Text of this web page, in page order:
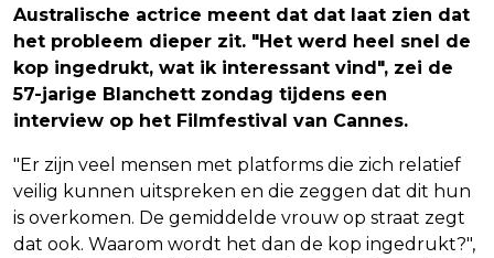
Australische actrice meent dat dat laat zien dat
het probleem dieper zit. "Het werd heel snel de
kop ingedrukt, wat ik interessant vind", zei de
57-jarige Blanchett zondag tijdens een
interview op het Filmfestival van Cannes.
"Er zijn veel mensen met platforms die zich relatief
veilig kunnen uitspreken en die zeggen dat dit hun
is overkomen. De gemiddelde vrouw op straat zegt
dat ook. Waarom wordt het dan de kop ingedrukt?",